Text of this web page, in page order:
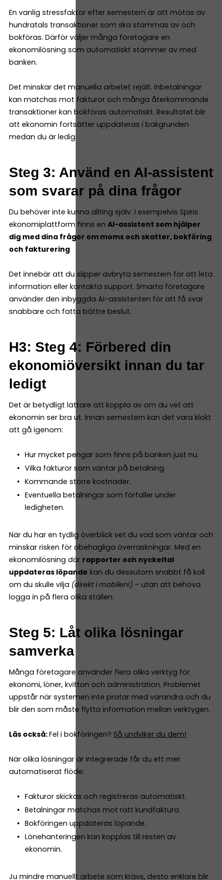
En vanlig stressfaktor efter semestern är att mötas av
hundratals transaktioner som ska stämmas av och
bokföras. Därför väljer många företagare en
ekonomilösning som automatiskt stämmer av med
banken.
Det minskar det manuella arbetet rejält. Inbetalningar
kan matchas mot fakturor och många återkommande
transaktioner kan bokföras automatiskt. Resultatet blir
att ekonomin fortsätter uppdateras i bakgrunden
medan du är ledig.
Steg 3: Använd en AI-assistent
som svarar på dina frågor
Du behöver inte kunna allting själv. I exempelvis Spiris
ekonomiplattform finns en AI-assistent som hjälper
dig med dina frågor om moms och skatter, bokföring
och fakturering
Det innebär att du slipper avbryta semestern för att leta
information eller kontakta support. Smarta företagare
använder den inbyggda AI-assistenten för att få svar
snabbare och fatta bättre beslut.
H3: Steg 4: Förbered din
ekonomiöversikt innan du tar
ledigt
Det är betydligt lättare att koppla av om du vet att
ekonomin ser bra ut. Innan semestern kan det vara klokt
att gå igenom:
Hur mycket pengar som finns på banken just nu.
Vilka fakturor som väntar på betalning.
Kommande större kostnader.
Eventuella betalningar som förfaller under
ledigheten.
När du har en tydlig överblick vet du vad som väntar och
minskar risken för obehagliga överraskningar. Med en
ekonomilösning där rapporter och nyckeltal
uppdateras löpande kan du dessutom snabbt få koll
om du skulle vilja (direkt i mobilen!) – utan att behöva
logga in på flera olika ställen.
Steg 5: Låt olika lösningar
samverka
Många företagare använder flera olika verktyg för
ekonomi, löner, kvitton och administration. Problemet
uppstår när systemen inte pratar med varandra och du
blir den som måste flytta information mellan verktygen.
Läs också:Fel i bokföringen? Så undviker du dem!
När olika lösningar är integrerade får du ett mer
automatiserat flöde:
Fakturor skickas och registreras automatiskt.
Betalningar matchas mot rätt kundfaktura.
Bokföringen uppdateras löpande.
Lönehanteringen kan kopplas till resten av
ekonomin.
Ju mindre manuellt arbete som krävs, desto enklare blir